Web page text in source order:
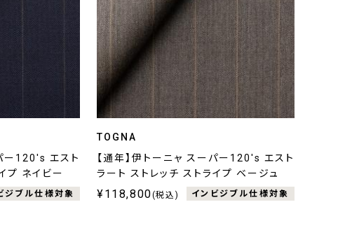
ー120's エスト
プ ネイビー
ジブル仕様対象
TOGNA
【通年】伊トーニャ スーパー120's エスト
ラート ストレッチ ストライプ ベージュ
¥118,800(税込) インビジブル仕様対象